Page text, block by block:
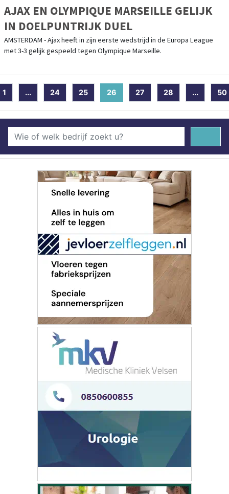
AJAX EN OLYMPIQUE MARSEILLE GELIJK
IN DOELPUNTRIJK DUEL
AMSTERDAM - Ajax heeft in zijn eerste wedstrijd in de Europa League
met 3-3 gelijk gespeeld tegen Olympique Marseille.
1 ... 24 25 26 (current)
27 28 ... 50